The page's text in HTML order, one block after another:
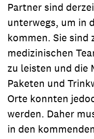
Partner sind
unterwegs, um in
kommen. Sie sind
medizinischen
zu leisten und die
Paketen und
Orte konnten
werden. Daher
in den